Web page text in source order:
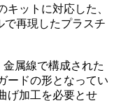
ットに対応した、
で再現したプラスチ
属線で構成された
ードの形となってい
げ加工を必要とせ